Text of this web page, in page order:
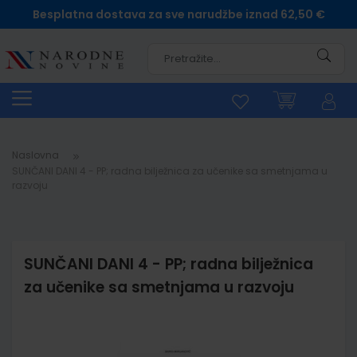
Besplatna dostava za sve narudžbe iznad 62,50 €
Naslovna
SUNČANI DANI 4 - PP; radna bilježnica
za učenike sa smetnjama u razvoju